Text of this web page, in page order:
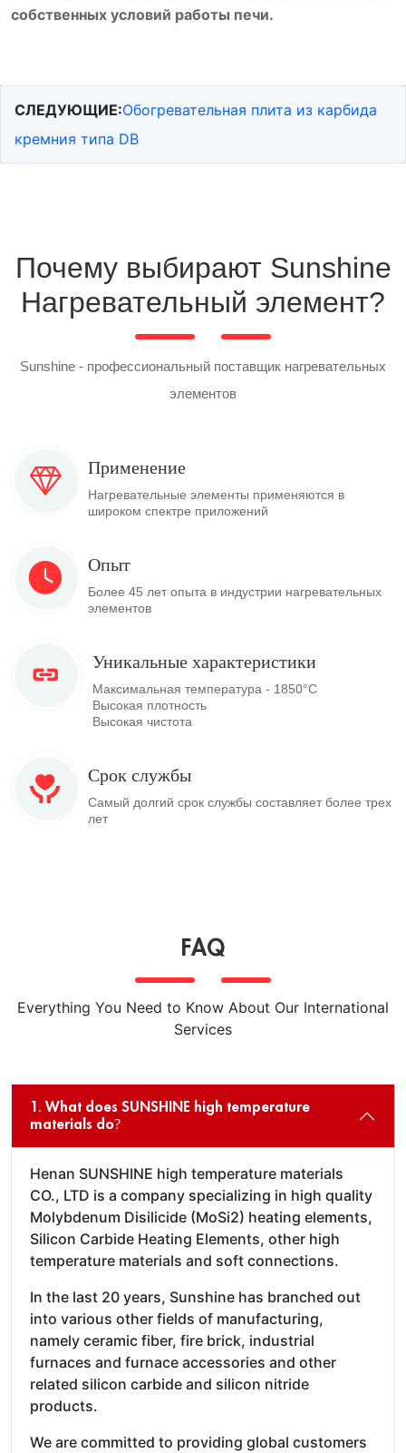
type Sic […]
собственных условий работы печи.
СЛЕДУЮЩИЕ:Обогревательная плита из карбида
кремния типа DB
Почему выбирают Sunshine
Нагревательный элемент?
Sunshine - профессиональный поставщик нагревательных
элементов
Применение
Нагревательные элементы применяются в
широком спектре приложений
Опыт
Более 45 лет опыта в индустрии нагревательных
элементов
Уникальные характеристики
Максимальная температура - 1850°C
Высокая плотность
Высокая чистота
Срок службы
Самый долгий срок службы составляет более трех
лет
FAQ
Everything You Need to Know About Our International
Services
1. What does SUNSHINE high temperature
materials do?
Henan SUNSHINE high temperature materials
CO., LTD is a company specializing in high quality
Molybdenum Disilicide (MoSi2) heating elements,
Silicon Carbide Heating Elements, other high
temperature materials and soft connections.
In the last 20 years, Sunshine has branched out
into various other fields of manufacturing,
namely ceramic fiber, fire brick, industrial
furnaces and furnace accessories and other
related silicon carbide and silicon nitride
products.
We are committed to providing global customers